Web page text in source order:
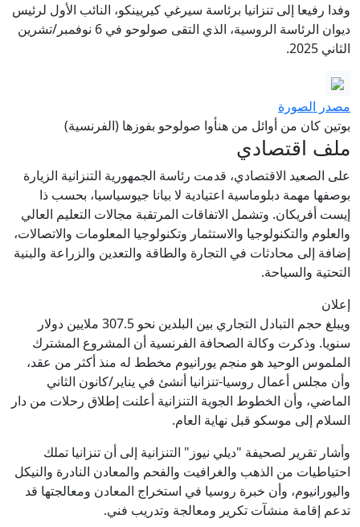
وفدا رفيعا إلى تنزانيا برئاسة سيرغي كيريينكو، النائب الأول لرئيس
ديوان الرئاسة الروسية، الذي التقى صولوحو في 6 نوفمبر/تشرين
الثاني 2025.
مصدر الصورة
بوتين كان من أوائل من هنأوا صولوحو بفوزها (الفرنسية)
ملف اقتصادي
على الصعيد الاقتصادي، قدمت رئاسة الجمهورية التنزانية الزيارة
بوصفها مهمة دبلوماسية اعتيادية لا بيانا جيوسياسيا، بحسب ذا
إيست أفريكان. وتشمل الاتفاقات المرتقبة مجالات التعليم العالي
والعلوم والتكنولوجيا والاستثمار وتكنولوجيا المعلومات والاتصالات،
إضافة إلى محادثات في التجارة والطاقة والتعدين والزراعة والبنية
التحتية والسياحة.
إعلان
ويبلغ حجم التبادل التجاري بين البلدين نحو 307.5 ملايين دولار
سنويا. وذكرت وكالة الصحافة الفرنسية أن المشروع المشترك
الملموس الوحيد هو منجم يورانيوم مخطط له منذ أكثر من عقد،
وأن مجلس أعمال روسيا-تنزانيا أنشئ في يناير/كانون الثاني
الماضي، وأن الخطوط الجوية التنزانية أعلنت إطلاق رحلات من دار
السلام إلى موسكو قبل نهاية العام.
وأشار تقرير لصحيفة "ديلي نيوز" التنزانية إلى أن تنزانيا تملك
احتياطيات من الذهب والغرافيت والفحم والمعادن النادرة والنيكل
واليورانيوم، وأن خبرة روسيا في استخراج المعادن ومعالجتها قد
تدعم إقامة منشآت تكرير ومعالجة وتدريب فني.